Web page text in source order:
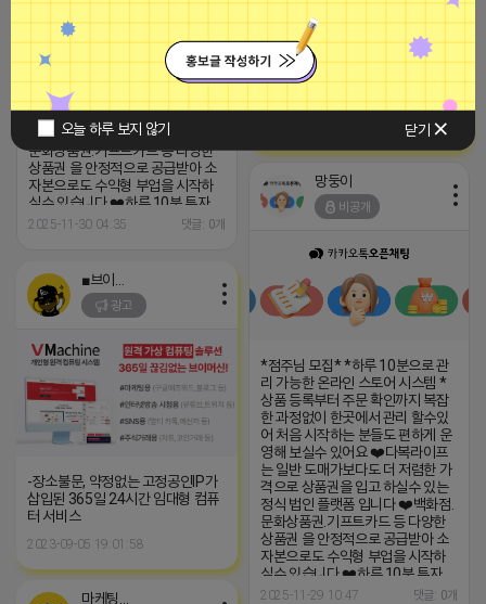
오늘 하루 보지 않기 닫기
상품 등록부터 주문 확인까지 복잡
한 과정없이 한곳에서 관리 할수있
어 처음 시작하는 분들도 편하게 운
영해 보실수 있어요 ❤️다복라이프
는 일반 도매가보다도 더 저렴한 가
격으로 상품권을 입고 하실수 있는
정식 법인 플랫폼 입니다 ❤️백화점.
문화상품권.기프트카드 등 다양한
상품권 을 안정적으로 공급받아 소
자본으로도 수익형 부업을 시작하
실수 있습니다 ❤️하루 10분 투자
❤️초보자도 누구나 가능 ❤️스마트
템 ❤️체험쿠폰 10만원 지원(체험쿠
폰으로 가볍게 시작할수 있음) *혜
택 1)누적판매량 따라 보너스 지급
월급 지급 (5만원~100만원) 3)지
인 추천시 5만원 상품권 지급
https://open.kakao.com/o/g3W2Ig4h
2025-11-30 04:35 댓글: 0개
지역 1등 먼 곳에 있지 않습니다. 플
레이스 순위가 뒷받침이 된다면 매
출은 승승장구하게 됩니다. 저희 마
케팅스토어는 매출 승승장구에 있어
서 최고의 파트너가 되어드리겠습니
다.
망둥이
비공개
*점주님 모집* *하루 10분으로 관
리 가능한 온라인 스토어 시스템 *
상품 등록부터 주문 확인까지 복잡
한 과정없이 한곳에서 관리 할수있
어 처음 시작하는 분들도 편하게 운
영해 보실수 있어요 ❤️다복라이프
는 일반 도매가보다도 더 저렴한 가
격으로 상품권을 입고 하실수 있는
정식 법인 플랫폼 입니다 ❤️백화점.
문화상품권.기프트카드 등 다양한
상품권 을 안정적으로 공급받아 소
자본으로도 수익형 부업을 시작하
실수 있습니다 ❤️하루 10분 투자
❤️초보자도 누구나 가능 ❤️스마트
2025-11-29 10:47 댓글: 0개
광고
-장소불문, 약정없는 고정공인IP가
삽입된 365일 24시간 임대형 컴퓨
터 서비스
2023-09-05 19:01:58